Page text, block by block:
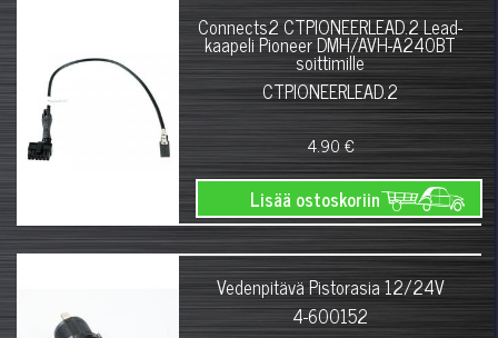
Connects2 CTPIONEERLEAD.2 Lead-
kaapeli Pioneer DMH/AVH-A240BT
soittimille
CTPIONEERLEAD.2
4.90 €
Lisää ostoskoriin
Vedenpitävä Pistorasia 12/24V
4-600152